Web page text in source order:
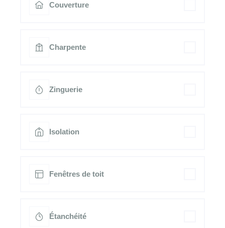
Couverture
Charpente
Zinguerie
Isolation
Fenêtres de toit
Étanchéité